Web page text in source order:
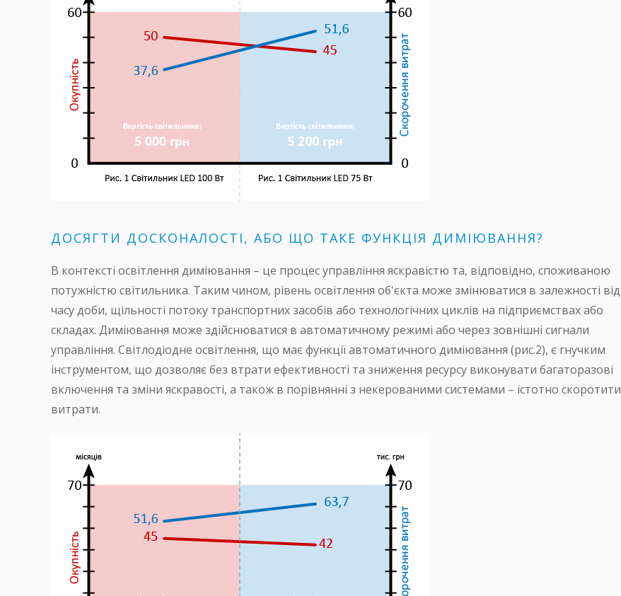
ДОСЯГТИ ДОСКОНАЛОСТІ, АБО ЩО ТАКЕ ФУНКЦІЯ ДИМІЮВАННЯ?
В контексті освітлення диміювання – це процес управління яскравістю та, відповідно, споживаною
потужністю світильника. Таким чином, рівень освітлення об'єкта може змінюватися в залежності від
часу доби, щільності потоку транспортних засобів або технологічних циклів на підприємствах або
складах. Диміювання може здійснюватися в автоматичному режимі або через зовнішні сигнали
управління. Світлодіодне освітлення, що має функції автоматичного диміювання (рис.2), є гнучким
інструментом, що дозволяє без втрати ефективності та зниження ресурсу виконувати багаторазові
включення та зміни яскравості, а також в порівнянні з некерованими системами – істотно скоротити
витрати.